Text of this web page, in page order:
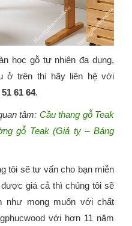
học gỗ tự nhiên đa dụng,
ở trên thì hãy liên hệ với
61 64.
tâm: Cầu thang gỗ Teak
gỗ Teak (Giả tỵ – Báng
tôi sẽ tư vấn cho bạn miễn
giá cả thì chúng tôi sẽ
như mong muốn với chất
với hơn 11 năm